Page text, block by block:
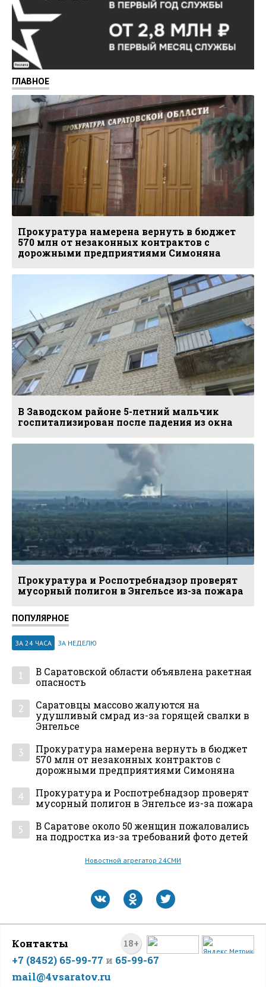
Реклама
ГЛАВНОЕ
Прокуратура намерена вернуть в бюджет
570 млн от незаконных контрактов с
дорожными предприятиями Симоняна
В Заводском районе 5-летний мальчик
госпитализирован после падения из окна
Прокуратура и Роспотребнадзор проверят
мусорный полигон в Энгельсе из-за пожара
ПОПУЛЯРНОЕ
ЗА 24 ЧАСА ЗА НЕДЕЛЮ
1
В Саратовской области объявлена ракетная
опасность
2
Саратовцы массово жалуются на
удушливый смрад из-за горящей свалки в
Энгельсе
3
Прокуратура намерена вернуть в бюджет
570 млн от незаконных контрактов с
дорожными предприятиями Симоняна
4
Прокуратура и Роспотребнадзор проверят
мусорный полигон в Энгельсе из-за пожара
5
В Саратове около 50 женщин пожаловались
на подростка из-за требований фото детей
Новостной агрегатор 24СМИ
18+
Контакты
+7 (8452) 65-99-77 и 65-99-67
mail@4vsaratov.ru